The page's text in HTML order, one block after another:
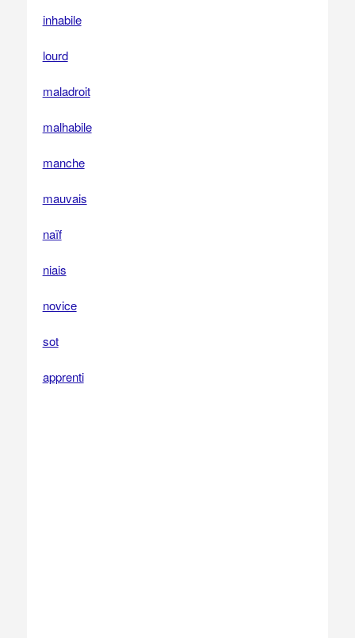
inhabile
lourd
maladroit
malhabile
manche
mauvais
naïf
niais
novice
sot
apprenti